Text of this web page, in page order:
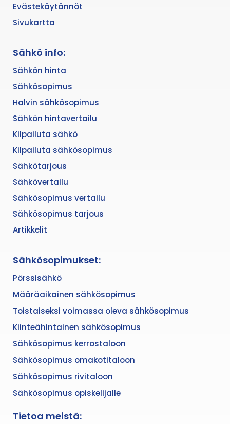
Evästekäytännöt
Sivukartta
Sähkö info:
Sähkön hinta
Sähkösopimus
Halvin sähkösopimus
Sähkön hintavertailu
Kilpailuta sähkö
Kilpailuta sähkösopimus
Sähkötarjous
Sähkövertailu
Sähkösopimus vertailu
Sähkösopimus tarjous
Artikkelit
Sähkösopimukset:
Pörssisähkö
Määräaikainen sähkösopimus
Toistaiseksi voimassa oleva sähkösopimus
Kiinteähintainen sähkösopimus
Sähkösopimus kerrostaloon
Sähkösopimus omakotitaloon
Sähkösopimus rivitaloon
Sähkösopimus opiskelijalle
Tietoa meistä: